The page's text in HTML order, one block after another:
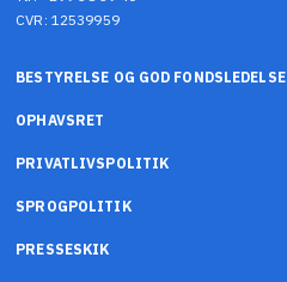
CVR: 12539959
BESTYRELSE OG GOD FONDSLEDELSE
OPHAVSRET
PRIVATLIVSPOLITIK
SPROGPOLITIK
PRESSESKIK